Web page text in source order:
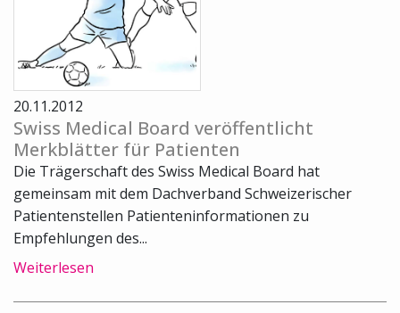
20.11.2012
Swiss Medical Board veröffentlicht
Merkblätter für Patienten
Die Trägerschaft des Swiss Medical Board hat
gemeinsam mit dem Dachverband Schweizerischer
Patientenstellen Patienteninformationen zu
Empfehlungen des...
Weiterlesen